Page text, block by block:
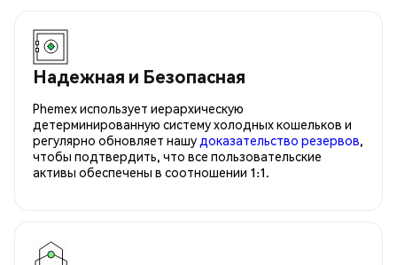
Надежная и Безопасная
Phemex использует иерархическую
детерминированную систему холодных кошельков и
регулярно обновляет нашу доказательство резервов,
чтобы подтвердить, что все пользовательские
активы обеспечены в соотношении 1:1.